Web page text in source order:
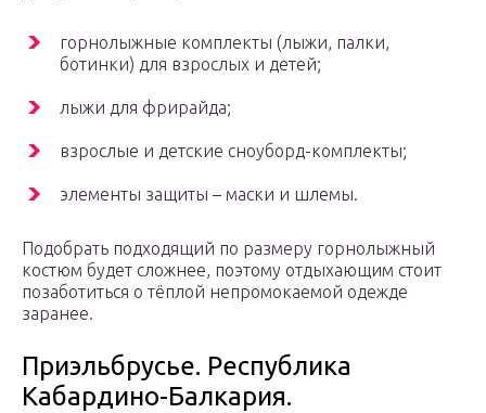
горнолыжные комплекты (лыжи, палки,
ботинки) для взрослых и детей;
лыжи для фрирайда;
взрослые и детские сноуборд-комплекты;
элементы защиты – маски и шлемы.
Подобрать подходящий по размеру горнолыжный
костюм будет сложнее, поэтому отдыхающим стоит
позаботиться о тёплой непромокаемой одежде
заранее.
Приэльбрусье. Республика
Кабардино-Балкария.